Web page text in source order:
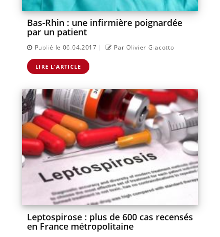
Bas-Rhin : une infirmière poignardée
par un patient
Publié le 06.04.2017 | Par Olivier Giacotto
LIRE L'ARTICLE
Leptospirose : plus de 600 cas recensés
en France métropolitaine